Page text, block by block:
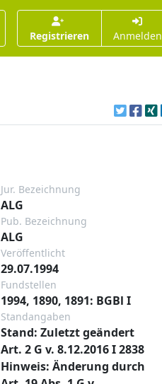
Registrieren Anmelden
Jur. Bezeichnung
ALG
Pub. Bezeichnung
ALG
Veröffentlicht
29.07.1994
Fundstellen
1994, 1890, 1891: BGBl I
Standangaben
Stand: Zuletzt geändert
Art. 2 G v. 8.12.2016 I 2838
Hinweis: Änderung durch